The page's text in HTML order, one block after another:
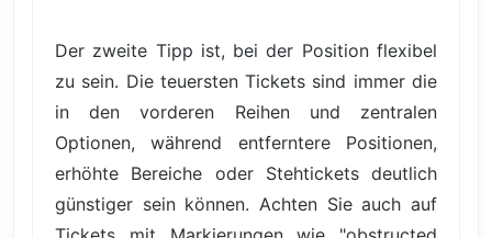
Der zweite Tipp ist, bei der Position flexibel
zu sein. Die teuersten Tickets sind immer die
in den vorderen Reihen und zentralen
Optionen, während entferntere Positionen,
erhöhte Bereiche oder Stehtickets deutlich
günstiger sein können. Achten Sie auch auf